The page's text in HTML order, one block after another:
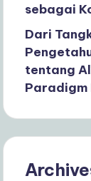
sebagai
Dari
tentang
Paradigm